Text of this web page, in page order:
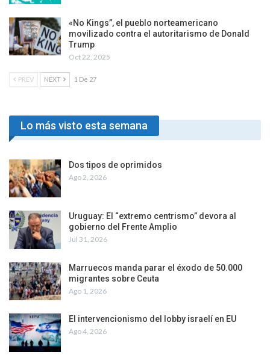
«No Kings”, el pueblo norteamericano
movilizado contra el autoritarismo de Donald
Trump
Oct 22, 2025
PREV NEXT 1 De 27
Lo más visto esta semana
Dos tipos de oprimidos
Ago 2, 2026
Uruguay: El “extremo centrismo” devora al
gobierno del Frente Amplio
Jul 31, 2026
Marruecos manda parar el éxodo de 50.000
migrantes sobre Ceuta
Ago 1, 2026
El intervencionismo del lobby israelí en EU
Ago 4, 2026